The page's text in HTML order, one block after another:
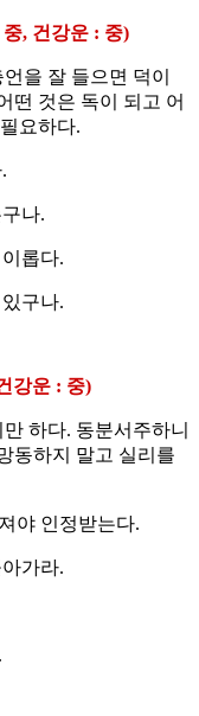
, 건강운 : 중)
을 잘 들으면 덕이
떤 것은 독이 되고 어
요하다.
나.
롭다.
구나.
강운 : 중)
하다. 동분서주하니
동하지 말고 실리를
야 인정받는다.
가라.